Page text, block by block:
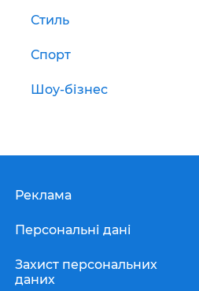
Стиль
Спорт
Шоу-бізнес
Реклама
Персональні дані
Захист персональних
даних